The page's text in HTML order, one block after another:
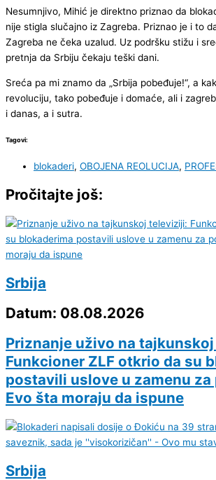
Nesumnjivo, Mihić je direktno priznao da
nije stigla slučajno iz Zagreba. Priznao je i to
Zagreba ne čeka uzalud. Uz podršku stižu i
pretnja da Srbiju čekaju teški dani.
Sreća pa mi znamo da „Srbija pobeđuje!“, a
revoluciju, tako pobeđuje i domaće, ali i
i danas, a i sutra.
Tagovi:
blokaderi, OBOJENA REOLUCIJA,
Pročitajte još:
Srbija
Datum: 08.08.2026
Priznanje uživo na
Funkcioner ZLF otkrio da su
postavili uslove u zamenu za
Evo šta moraju da ispune
Srbija